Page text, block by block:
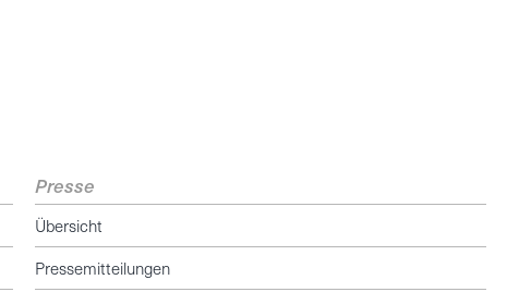
Presse
Übersicht
Pressemitteilungen